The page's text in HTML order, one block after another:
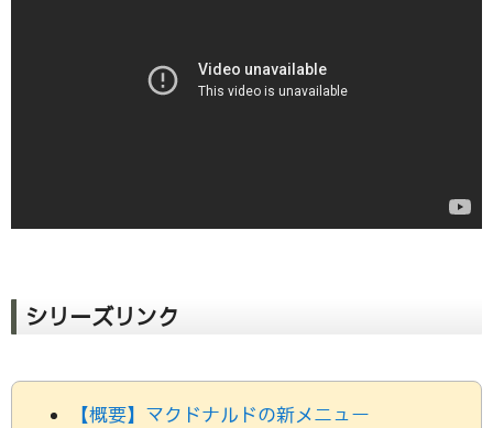
シリーズリンク
【概要】マクドナルドの新メニュー